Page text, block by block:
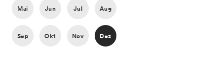
Mai Jun Jul Aug
Sep Okt Nov Dez